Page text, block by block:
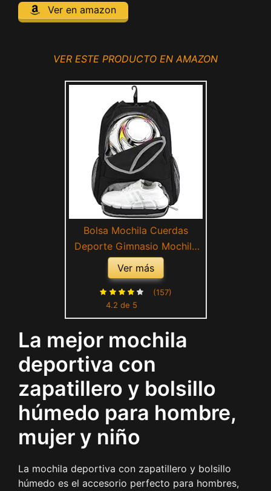
Ver en amazon
VER ESTE PRODUCTO EN AMAZON
Bolsa Mochila Cuerdas
Deporte Gimnasio Mochila
Futbol con Zapatillero
Mochila Deportiva con
Bolsillo Húmedo con Cordón
para Hombre Mujer, Negro
Ver más
4.2 de 5
(157)
La mejor mochila
deportiva con
zapatillero y bolsillo
húmedo para hombre,
mujer y niño
La mochila deportiva con zapatillero y bolsillo
húmedo es el accesorio perfecto para hombres,